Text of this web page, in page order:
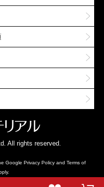
All rights reserved.
Google Privacy Policyand Terms of